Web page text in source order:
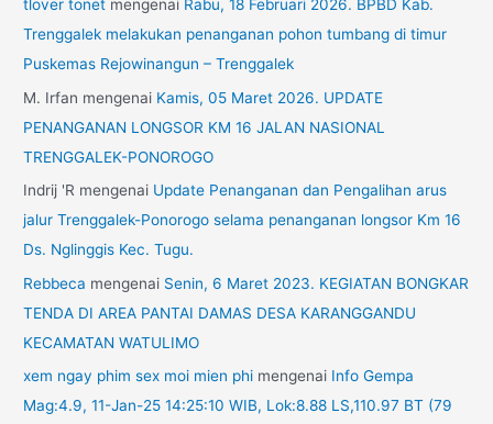
tlover tonet mengenai Rabu, 18 Februari 2026. BPBD Kab.
Trenggalek melakukan penanganan pohon tumbang di timur
Puskemas Rejowinangun – Trenggalek
M. Irfan mengenai Kamis, 05 Maret 2026. UPDATE
PENANGANAN LONGSOR KM 16 JALAN NASIONAL
TRENGGALEK-PONOROGO
Indrij 'R mengenai Update Penanganan dan Pengalihan arus
jalur Trenggalek-Ponorogo selama penanganan longsor Km 16
Ds. Nglinggis Kec. Tugu.
Rebbeca mengenai Senin, 6 Maret 2023. KEGIATAN BONGKAR
TENDA DI AREA PANTAI DAMAS DESA KARANGGANDU
KECAMATAN WATULIMO
xem ngay phim sex moi mien phi mengenai Info Gempa
Mag:4.9, 11-Jan-25 14:25:10 WIB, Lok:8.88 LS,110.97 BT (79